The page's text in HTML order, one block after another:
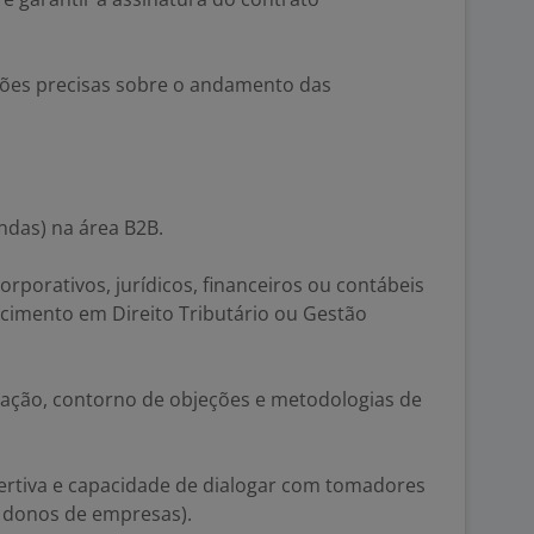
precisas sobre o andamento das
na área B2B.
jurídicos, financeiros ou contábeis
em Direito Tributário ou Gestão
contorno de objeções e metodologias de
e capacidade de dialogar com tomadores
de empresas).